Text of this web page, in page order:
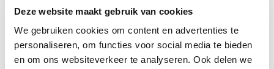
Deze website maakt gebruik van cookies
We gebruiken cookies om content en advertenties te
personaliseren, om functies voor social media te bieden
en om ons websiteverkeer te analyseren. Ook delen we
De expositie is open op de openingsdagen van de studiezaal:
dinsdag t/m donderdag van 9.00-17.00 uur. Toegang is gratis. Voor
het bezoeken van de expositie is het niet nodig een afspraak te